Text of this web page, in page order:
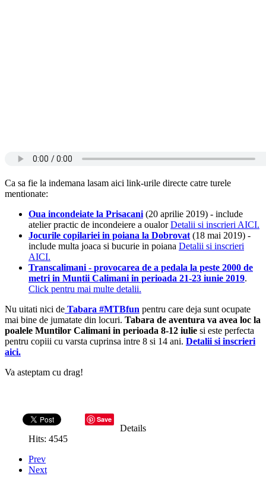
Ca sa fie la indemana lasam aici link-urile directe catre turele
mentionate:
Oua incondeiate la Prisacani (20 aprilie 2019) - include
atelier practic de incondeiere a oualorDetalii si inscrieri AICI.
Jocurile copilariei in poiana la Dobrovat (18 mai 2019) -
include multa joaca si bucurie in poiana Detalii si inscrieri
AICI.
Transcalimani - provocarea de a pedala la peste 2000 de
metri in Muntii Calimani in perioada 21-23 iunie 2019.
Click pentru mai multe detalii.
Nu uitati nici de Tabara #MTBfun pentru care deja sunt ocupate
mai bine de jumatate din locuri. Tabara de aventura va avea loc la
poalele Muntilor Calimani in perioada 8-12 iulie si este perfecta
pentru copiii cu varsta cuprinsa intre 8 si 14 ani. Detalii si inscrieri
aici.
Va asteptam cu drag!
Save
Details
Hits: 4545
Prev
Next